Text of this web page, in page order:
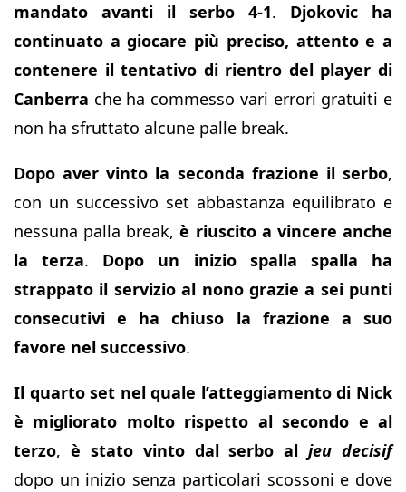
mandato avanti il serbo 4-1. Djokovic ha
continuato a giocare più preciso, attento e a
contenere il tentativo di rientro del player di
Canberra che ha commesso vari errori gratuiti e
non ha sfruttato alcune palle break.
Dopo aver vinto la seconda frazione il serbo,
con un successivo set abbastanza equilibrato e
nessuna palla break,è riuscito a vincere anche
la terza. Dopo un inizio spalla spalla ha
strappato il servizio al nono grazie a sei punti
consecutivi e ha chiuso la frazione a suo
favore nel successivo.
Il quarto set nel quale l’atteggiamento di Nick
è migliorato molto rispetto al secondo e al
terzo, è stato vinto dal serbo aljeu decisif
dopo un inizio senza particolari scossoni e dove